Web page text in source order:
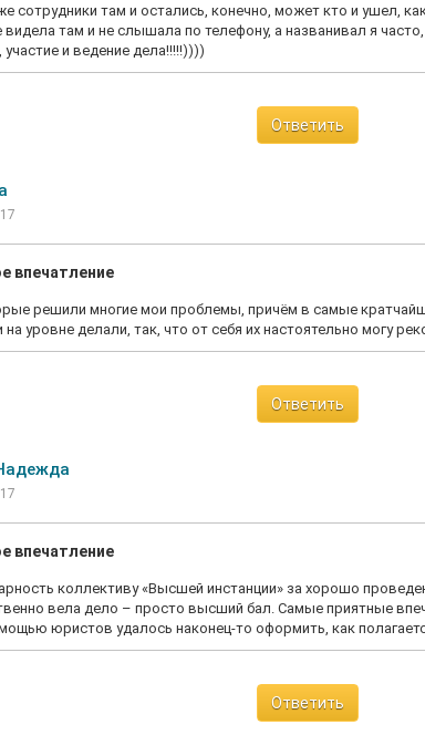
сотрудники там и остались, конечно, может кто и ушел,
видела там и не слышала по телефону, а названивал я
участие и ведение дела!!!!!))))
Ответить
впечатление
решили многие мои проблемы, причём в самые
уровне делали, так, что от себя их настоятельно могу
Ответить
впечатление
коллективу «Высшей инстанции» за хорошо
вела дело – просто высший бал. Самые приятные
юристов удалось наконец-то оформить, как
Ответить